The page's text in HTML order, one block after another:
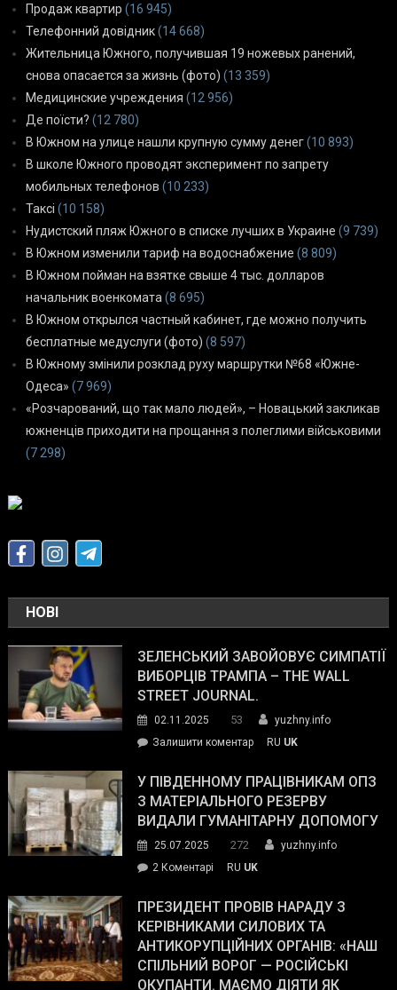
Продаж квартир (16 945)
Телефонний довідник(14 668)
Жительница Южного, получившая 19 ножевых ранений,
снова опасается за жизнь (фото) (13 359)
Медицинские учреждения (12 956)
Де поїсти? (12 780)
В Южном на улице нашли крупную сумму денег(10 893)
В школе Южного проводят эксперимент по запрету
мобильных телефонов (10 233)
Таксі (10 158)
Нудистский пляж Южного в списке лучших в Украине (9 739)
В Южном изменили тариф на водоснабжение (8 809)
В Южном пойман на взятке свыше 4 тыс. долларов
начальник военкомата (8 695)
В Южном открылся частный кабинет, где можно получить
бесплатные медуслуги (фото) (8 597)
В Южному змінили розклад руху маршрутки №68 «Южне-
Одеса» (7 969)
«Розчарований, що так мало людей», – Новацький закликав
южненців приходити на прощання з полеглими військовими
(7 298)
НОВІ
ЗЕЛЕНСЬКИЙ ЗАВОЙОВУЄ СИМПАТІЇ
ВИБОРЦІВ ТРАМПА – THE WALL
STREET JOURNAL.
02.11.2025 53
yuzhny.info
Залишити коментарon
завойовує
симпатії
виборців
The
Street
Journal.
RU UK
У ПІВДЕННОМУ ПРАЦІВНИКАМ ОПЗ
З МАТЕРІАЛЬНОГО РЕЗЕРВУ
ВИДАЛИ ГУМАНІТАРНУ ДОПОМОГУ
25.07.2025 272
yuzhny.info
2 Коментарі
Південному
працівникам
ОПЗ
з
матеріального
RU UK
ПРЕЗИДЕНТ ПРОВІВ НАРАДУ З
КЕРІВНИКАМИ СИЛОВИХ ТА
АНТИКОРУПЦІЙНИХ ОРГАНІВ: «НАШ
СПІЛЬНИЙ ВОРОГ — РОСІЙСЬКІ
ОКУПАНТИ. МАЄМО ДІЯТИ ЯК